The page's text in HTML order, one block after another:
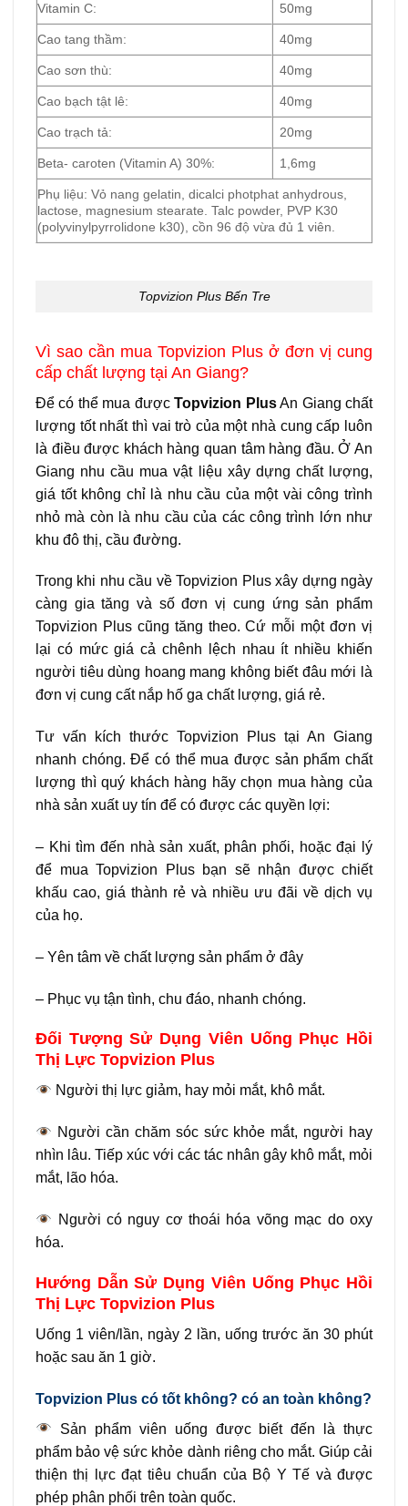
Vitamin C: 50mg
Cao tang thầm: 40mg
Cao sơn thù: 40mg
Cao bạch tật lê: 40mg
Cao trạch tả: 20mg
Beta- caroten (Vitamin A) 30%: 1,6mg
Phụ liệu: Vỏ nang gelatin, dicalci photphat anhydrous,
lactose, magnesium stearate. Talc powder, PVP K30
(polyvinylpyrrolidone k30), cồn 96 độ vừa đủ 1 viên.
Topvizion Plus Bến Tre
Vì sao cần mua Topvizion Plus ở đơn vị cung
cấp chất lượng tại An Giang?
Để có thể mua đượcTopvizion PlusAn Giang chất
lượng tốt nhất thì vai trò của một nhà cung cấp luôn
là điều được khách hàng quan tâm hàng đầu. Ở An
Giang nhu cầu mua vật liệu xây dựng chất lượng,
giá tốt không chỉ là nhu cầu của một vài công trình
nhỏ mà còn là nhu cầu của các công trình lớn như
khu đô thị, cầu đường.
Trong khi nhu cầu về Topvizion Plus xây dựng ngày
càng gia tăng và số đơn vị cung ứng sản phẩm
Topvizion Plus cũng tăng theo. Cứ mỗi một đơn vị
lại có mức giá cả chênh lệch nhau ít nhiều khiến
người tiêu dùng hoang mang không biết đâu mới là
đơn vị cung cất nắp hố ga chất lượng, giá rẻ.
Tư vấn kích thước Topvizion Plus tại An Giang
nhanh chóng. Để có thể mua được sản phẩm chất
lượng thì quý khách hàng hãy chọn mua hàng của
nhà sản xuất uy tín để có được các quyền lợi:
– Khi tìm đến nhà sản xuất, phân phối, hoặc đại lý
để mua Topvizion Plus bạn sẽ nhận được chiết
khấu cao, giá thành rẻ và nhiều ưu đãi về dịch vụ
của họ.
– Yên tâm về chất lượng sản phẩm ở đây
– Phục vụ tận tình, chu đáo, nhanh chóng.
Đối Tượng Sử Dụng Viên Uống Phục Hồi
Thị Lực Topvizion Plus
Người thị lực giảm, hay mỏi mắt, khô mắt.
Người cần chăm sóc sức khỏe mắt, người hay
nhìn lâu. Tiếp xúc với các tác nhân gây khô mắt, mỏi
mắt, lão hóa.
Người có nguy cơ thoái hóa võng mạc do oxy
hóa.
Hướng Dẫn Sử Dụng Viên Uống Phục Hồi
Thị Lực Topvizion Plus
Uống 1 viên/lần, ngày 2 lần, uống trước ăn 30 phút
hoặc sau ăn 1 giờ.
Topvizion Plus có tốt không? có an toàn không?
Sản phẩm viên uống được biết đến là thực
phẩm bảo vệ sức khỏe dành riêng cho mắt. Giúp cải
thiện thị lực đạt tiêu chuẩn của Bộ Y Tế và được
phép phân phối trên toàn quốc.